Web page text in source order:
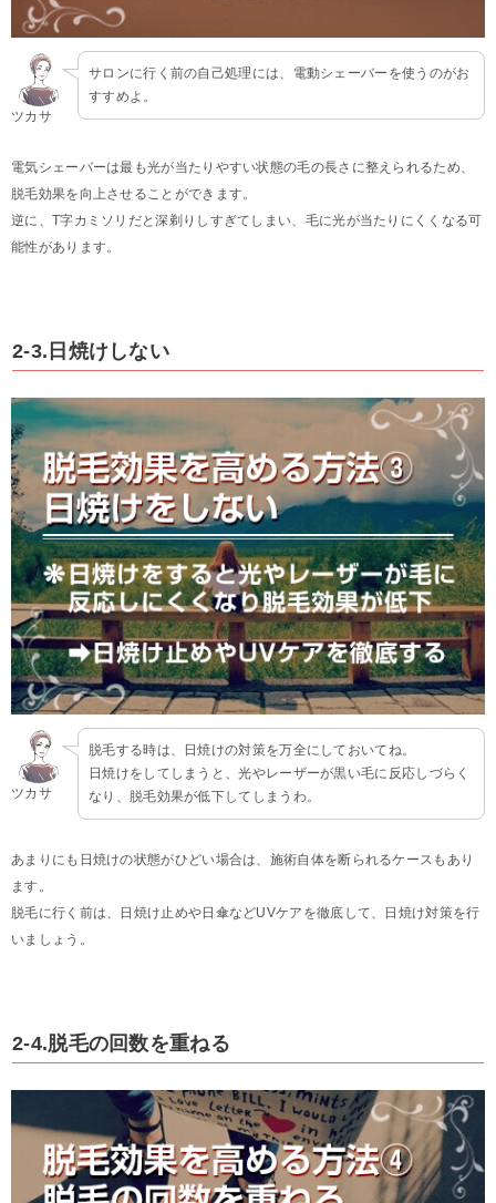
ツカサ
サロンに行く前の自己処理には、電動シェーバーを使うのがお
すすめよ。
電気シェーバーは最も光が当たりやすい状態の毛の長さに整えられるため、
脱毛効果を向上させることができます。
逆に、T字カミソリだと深剃りしすぎてしまい、毛に光が当たりにくくなる可
能性があります。
2-3.日焼けしない
ツカサ
脱毛する時は、日焼けの対策を万全にしておいてね。
日焼けをしてしまうと、光やレーザーが黒い毛に反応しづらく
なり、脱毛効果が低下してしまうわ。
あまりにも日焼けの状態がひどい場合は、施術自体を断られるケースもあり
ます。
脱毛に行く前は、日焼け止めや日傘などUVケアを徹底して、日焼け対策を行
いましょう。
2-4.脱毛の回数を重ねる